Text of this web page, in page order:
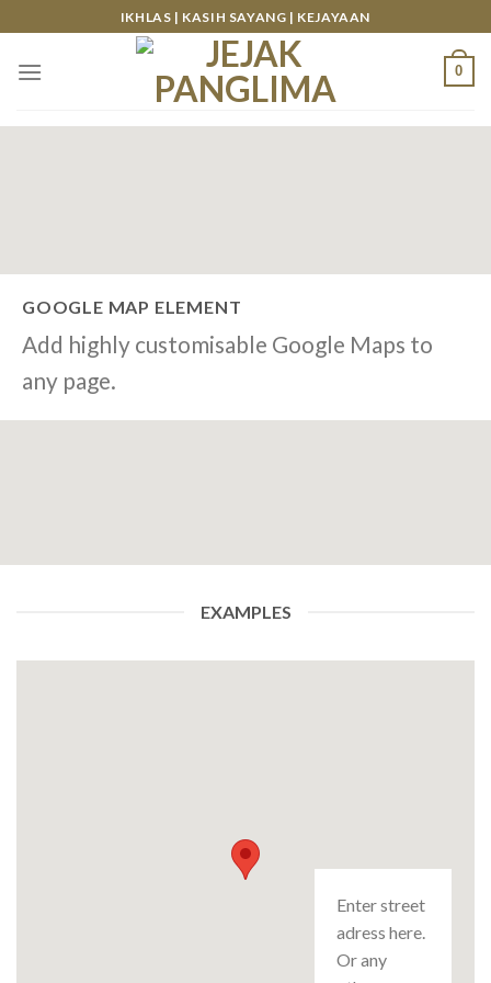
to
content
IKHLAS | KASIH SAYANG | KEJAYAAN
0
GOOGLE MAP ELEMENT
Add highly customisable Google Maps to
any page.
EXAMPLES
Enter street
adress here.
Or any